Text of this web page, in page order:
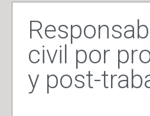
civil por
y post-